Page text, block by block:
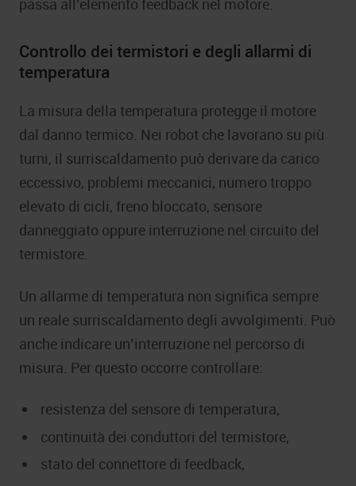
Controllo dei termistori e degli allarmi di
temperatura
La misura della temperatura protegge il motore
dal danno termico. Nei robot che lavorano su più
turni, il surriscaldamento può derivare da carico
eccessivo, problemi meccanici, numero troppo
elevato di cicli, freno bloccato, sensore
danneggiato oppure interruzione nel circuito del
termistore.
Un allarme di temperatura non significa sempre
un reale surriscaldamento degli avvolgimenti. Può
anche indicare un’interruzione nel percorso di
misura. Per questo occorre controllare:
resistenza del sensore di temperatura,
continuità dei conduttori del termistore,
stato del connettore di feedback,